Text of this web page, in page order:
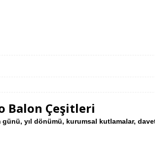
Balon Çeşitleri
yıl dönümü, kurumsal kutlamalar,